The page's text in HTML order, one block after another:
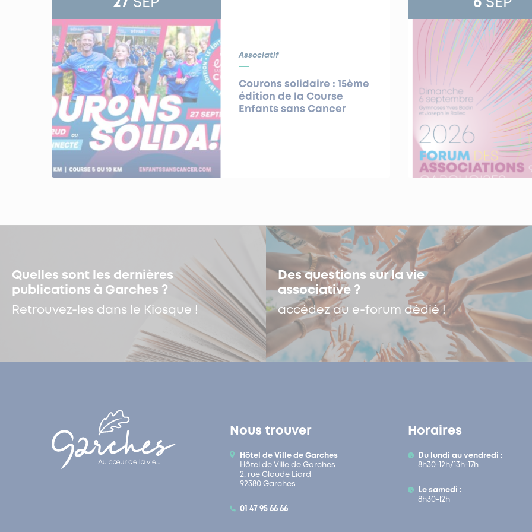
27 SEP
Associatif
Courons solidaire : 15ème
édition de la Course
Enfants sans Cancer
6 SEP
Quelles sont les dernières
publications à Garches ?
Retrouvez-les dans le Kiosque !
Des questions sur la vie
associative ?
accédez au e-forum dédié !
Nous trouver
Hôtel de Ville de Garches
Hôtel de Ville de Garches
2, rue Claude Liard
92380 Garches
01 47 95 66 66
Horaires
Du lundi au vendredi :
8h30-12h/13h-17h
Le samedi :
8h30-12h